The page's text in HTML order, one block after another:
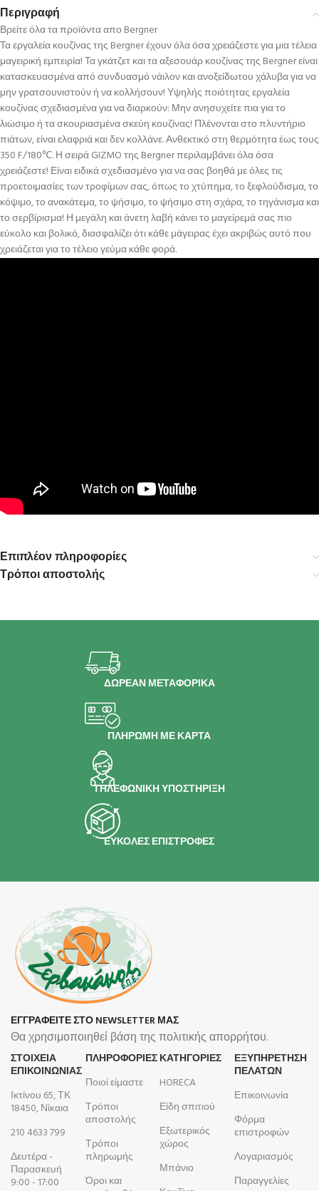
Περιγραφή
Βρείτε όλα τα προϊόντα απο Bergner
Τα εργαλεία κουζίνας της Bergner έχουν όλα όσα χρειάζεστε για μια τέλεια
μαγειρική εμπειρία! Τα γκάτζετ και τα αξεσουάρ κουζίνας της Bergner είναι
κατασκευασμένα από συνδυασμό νάιλον και ανοξείδωτου χάλυβα για να
μην γρατσουνιστούν ή να κολλήσουν! Υψηλής ποιότητας εργαλεία
κουζίνας σχεδιασμένα για να διαρκούν: Μην ανησυχείτε πια για το
λιώσιμο ή τα σκουριασμένα σκεύη κουζίνας! Πλένονται στο πλυντήριο
πιάτων, είναι ελαφριά και δεν κολλάνε. Ανθεκτικό στη θερμότητα έως τους
350 F/180℃. Η σειρά GIZMO της Bergner περιλαμβάνει όλα όσα
χρειάζεστε! Είναι ειδικά σχεδιασμένο για να σας βοηθά με όλες τις
προετοιμασίες των τροφίμων σας, όπως το χτύπημα, το ξεφλούδισμα, το
κόψιμο, το ανακάτεμα, το ψήσιμο, το ψήσιμο στη σχάρα, το τηγάνισμα και
το σερβίρισμα! Η μεγάλη και άνετη λαβή κάνει το μαγείρεμά σας πιο
εύκολο και βολικό, διασφαλίζει ότι κάθε μάγειρας έχει ακριβώς αυτό που
χρειάζεται για το τέλειο γεύμα κάθε φορά.
Επιπλέον πληροφορίες
Τρόποι αποστολής
ΔΩΡΕΑΝ ΜΕΤΑΦΟΡΙΚΑ
ΠΛΗΡΩΜΗ ΜΕ ΚΑΡΤΑ
ΤΗΛΕΦΩΝΙΚΗ ΥΠΟΣΤΗΡΙΞΗ
ΕΥΚΟΛΕΣ ΕΠΙΣΤΡΟΦΕΣ
ΕΓΓΡΑΦΕΙΤΕ ΣΤΟ NEWSLETTER ΜΑΣ
Θα χρησιμοποιηθεί βάση της πολιτικής απορρήτου.
ΣΤΟΙΧΕΙΑ
ΕΠΙΚΟΙΝΩΝΙΑΣ
Ικτίνου 65, ΤΚ
18450, Νίκαια
210 4633 799
Δευτέρα -
Παρασκευή
9:00 - 17:00
ΠΛΗΡΟΦΟΡΊΕΣ
Ποιοί είμαστε
Τρόποι
αποστολής
Τρόποι
πληρωμής
Όροι και
ΚΑΤΗΓΟΡΙΕΣ
HORECA
Είδη σπιτιού
Εξωτερικός
χώρος
Μπάνιο
ΕΞΥΠΗΡΕΤΗΣΗ
ΠΕΛΑΤΩΝ
Επικοινωνία
Φόρμα
επιστροφών
Λογαριασμός
Παραγγελίες